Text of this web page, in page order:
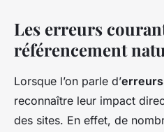
Les Pièges du
Naturel :
Absolument
Jules 16 mars 2025 •8 min de
Les erreurs
référencement
Lorsque l’on parle d’erreurs
reconnaître leur impact
des sites. En effet, de